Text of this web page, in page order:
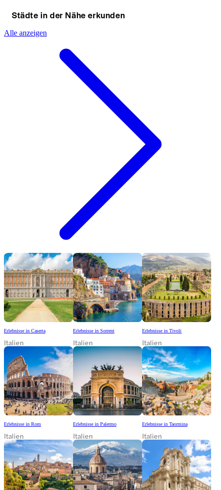
Städte in der Nähe erkunden
Alle anzeigen
Erlebnisse in Caserta
Italien
Erlebnisse in Sorrent
Italien
Erlebnisse in Tivoli
Italien
Erlebnisse in Rom
Italien
Erlebnisse in Palermo
Italien
Erlebnisse in Taormina
Italien